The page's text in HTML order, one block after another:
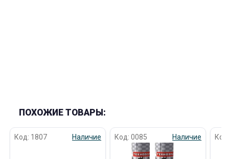
ПОХОЖИЕ ТОВАРЫ:
Код: 1807 Наличие Код: 0085 Наличие